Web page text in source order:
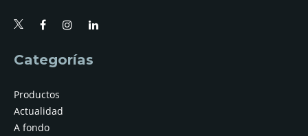
Categorías
Productos
Actualidad
A fondo